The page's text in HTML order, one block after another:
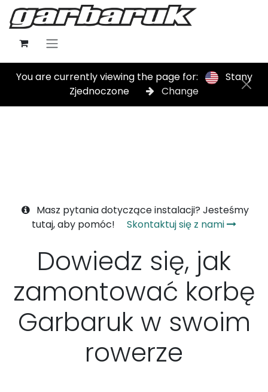
Skip to Content
You are currently viewing the page for:
Stany
Zjednoczone
Change
Masz pytania dotyczące instalacji? Jesteśmy
tutaj, aby pomóc! Skontaktuj się z nami
Dowiedz się, jak
zamontować korbę
Garbaruk w swoim
rowerze